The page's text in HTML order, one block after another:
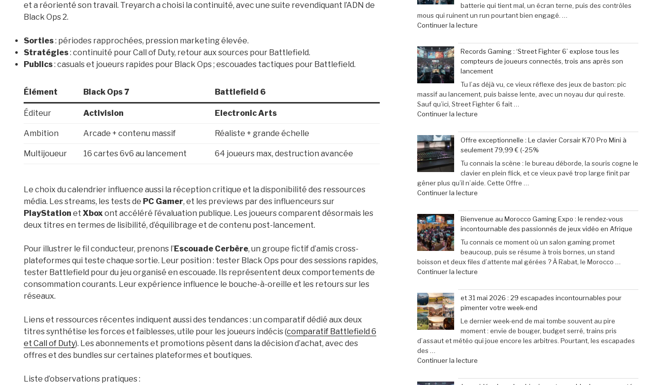
et a réorienté son travail. Treyarch a choisi la continuité, avec une suite revendiquant l’ADN de
Black Ops 2.
Sorties: périodes rapprochées, pression marketing élevée.
Stratégies: continuité pour Call of Duty, retour aux sources pour Battlefield.
Publics: casuals et joueurs rapides pour Black Ops ; escouades tactiques pour Battlefield.
Élément Black Ops 7 Battlefield 6
Éditeur Activision Electronic Arts
Ambition Arcade + contenu massif Réaliste + grande échelle
Multijoueur 16 cartes 6v6 au lancement 64 joueurs max, destruction avancée
Le choix du calendrier influence aussi la réception critique et la disponibilité des ressources
média. Les streams, les tests de PC Gamer, et les previews par des influenceurs sur
PlayStation et Xboxont accéléré l’évaluation publique. Les joueurs comparent désormais les
deux titres en termes de lisibilité, d’équilibrage et de contenu post-lancement.
Pour illustrer le fil conducteur, prenons l’ Escouade Cerbère, un groupe fictif d’amis cross-
plateformes qui teste chaque sortie. Leur position : tester Black Ops pour des sessions rapides,
tester Battlefield pour du jeu organisé en escouade. Ils représentent deux comportements de
consommation courants. Leur expérience influence le bouche-à-oreille et les retours sur les
réseaux.
Liens et ressources récentes indiquent aussi des tendances : un comparatif dédié aux deux
titres synthétise les forces et faiblesses, utile pour les joueurs indécis (comparatif Battlefield 6
et Call of Duty). Les abonnements et promotions pèsent dans la décision d’achat, avec des
offres et des bundles sur certaines plateformes et boutiques.
Liste d’observations pratiques :
toutes
ses
cibles
Retour
sur
les
films
parodiés
de
Get
Out
Michael
Myers »
batterie qui tient mal, un écran terne, puis des contrôles
mous qui ruinent un run pourtant bien engagé. …
Continuer la lecturede
aventuriers
du
jeu
mobile
adoptent
la
Retroid
Pocket
:
succès
phénoménal
grâce
à
une
baisse
prix
de
40% »
Records Gaming : ‘Street Fighter 6’ explose tous les
compteurs de joueurs connectés, trois ans après son
lancement
Tu l’as déjà vu, ce vieux réflexe des jeux de baston: pic
massif au lancement, puis baisse lente, avec un noyau dur qui reste.
Sauf qu’ici, Street Fighter 6 fait …
Continuer la lecturede
Gaming
:
‘Street
Fighter
6’
explose
tous
compteurs
de
joueurs
connectés,
trois
ans
après
lancement »
Offre exceptionnelle : Le clavier Corsair K70 Pro Mini à
seulement 79,99 € (-25%
Tu connais la scène : le bureau déborde, la souris cogne le
clavier en plein flick, et ce vieux pavé trop large finit par
gêner plus qu’il n’aide. Cette Offre …
Continuer la lecturede
exceptionnelle
:
Le
clavier
Corsair
K70
Pro
à
seulement
79,99
€
(-25% »
Bienvenue au Morocco Gaming Expo : le rendez-vous
incontournable des passionnés de jeux vidéo en Afrique
Tu connais ce moment où un salon gaming promet
beaucoup, puis se résume à trois bornes, un stand
boisson et deux files d’attente mal gérées ? À Rabat, le Morocco …
Continuer la lecturede
au
Morocco
Gaming
Expo
:
le
vous
des
et 31 mai 2026 : 29 escapades incontournables pour
pimenter votre week-end
Le dernier week-end de mai tombe souvent au pire
moment : envie de bouger, budget serré, trains pris
d’assaut et météo qui joue encore les arbitres. Pourtant, les escapades
des …
Continuer la lecturede
31